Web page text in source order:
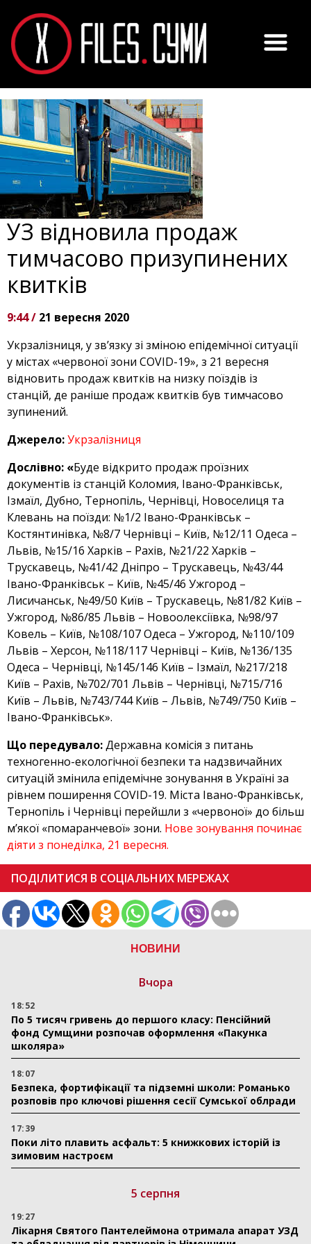
НОВИНИ
Вчора
18:52
По 5 тисяч гривень до першого класу: Пенсійний
фонд Сумщини розпочав оформлення «Пакунка
школяра»
18:07
Безпека, фортифікації та підземні школи: Романько
розповів про ключові рішення сесії Сумської облради
17:39
Поки літо плавить асфальт: 5 книжкових історій із
зимовим настроєм
5 серпня
19:27
Лікарня Святого Пантелеймона отримала апарат УЗД
УЗ відновила продаж
тимчасово призупинених
квитків
9:44 / 21 вересня 2020
Укрзалізниця, у зв’язку зі зміною епідемічної ситуації
у містах «червоної зони COVID-19», з 21 вересня
відновить продаж квитків на низку поїздів із
станцій, де раніше продаж квитків був тимчасово
зупинений.
Джерело:Укрзалізниця
Дослівно: «Буде відкрито продаж проїзних
документів із станцій Коломия, Івано-Франківськ,
Ізмаїл, Дубно, Тернопіль, Чернівці, Новоселиця та
Клевань на поїзди: №1/2 Івано-Франківськ –
Костянтинівка, №8/7 Чернівці – Київ, №12/11 Одеса –
Львів, №15/16 Харків – Рахів, №21/22 Харків –
Трускавець, №41/42 Дніпро – Трускавець, №43/44
Івано-Франківськ – Київ, №45/46 Ужгород –
Лисичанськ, №49/50 Київ – Трускавець, №81/82 Київ –
Ужгород, №86/85 Львів – Новоолексіївка, №98/97
Ковель – Київ, №108/107 Одеса – Ужгород, №110/109
Львів – Херсон, №118/117 Чернівці – Київ, №136/135
Одеса – Чернівці, №145/146 Київ – Ізмаїл, №217/218
Київ – Рахів, №702/701 Львів – Чернівці, №715/716
Київ – Львів, №743/744 Київ – Львів, №749/750 Київ –
Івано-Франківськ».
Що передувало:Державна комісія з питань
техногенно-екологічної безпеки та надзвичайних
ситуацій змінила епідемічне зонування в Україні за
рівнем поширення COVID-19. Міста Івано-Франківськ,
Тернопіль і Чернівці перейшли з «червоної» до більш
м’якої «помаранчевої» зони. Нове зонування починає
діяти з понеділка, 21 вересня.
ПОДІЛИТИСЯ В СОЦІАЛЬНИХ МЕРЕЖАХ